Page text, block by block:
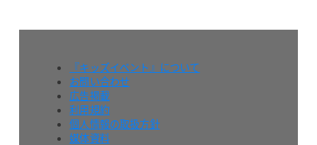
『キッズイベント』について
お問い合わせ
広告掲載
利用規約
個人情報の取扱方針
媒体資料